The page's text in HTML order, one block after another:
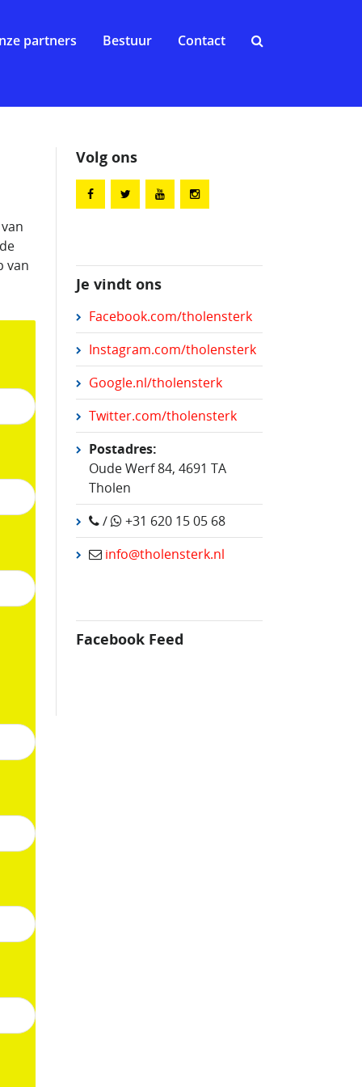
partners Bestuur Contact
van
Volg ons
Je vindt ons
Facebook.com/tholensterk
Instagram.com/tholensterk
Google.nl/tholensterk
Twitter.com/tholensterk
Postadres:
Oude Werf 84, 4691 TA
Tholen
/
+31 620 15 05 68
info@tholensterk.nl
Facebook Feed